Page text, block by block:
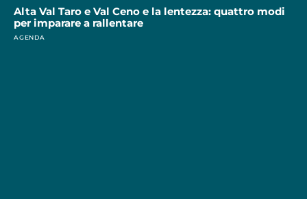
Alta Val Taro e Val Ceno e la lentezza: quattro modi
per imparare a rallentare
AGENDA